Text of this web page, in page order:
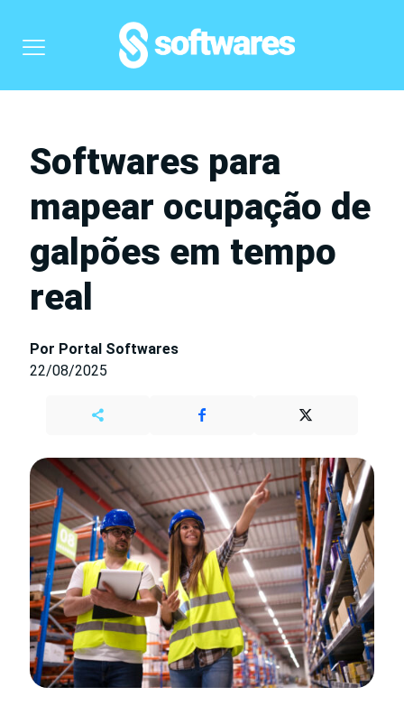
Softwares para
mapear ocupação de
galpões em tempo
real
Por Portal Softwares
22/08/2025